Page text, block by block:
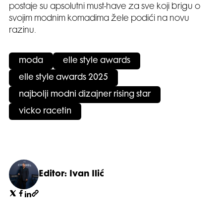
postaje su apsolutni must-have za sve koji brigu o
svojim modnim komadima žele podići na novu
razinu.
moda elle style awards
elle style awards 2025
najbolji modni dizajner rising star
vicko racetin
Editor: Ivan Ilić